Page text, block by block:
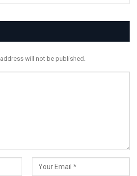
will not be published.